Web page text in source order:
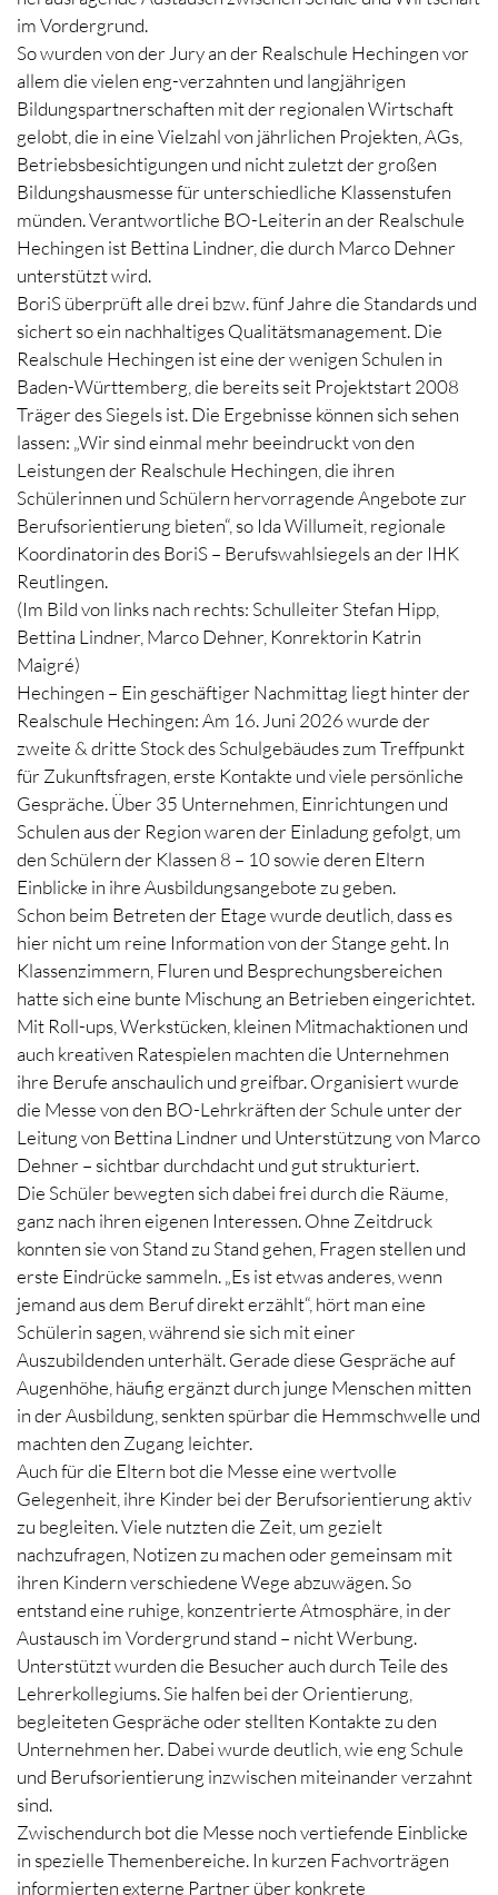
im Vordergrund.
So wurden von der Jury an der Realschule Hechingen vor
allem die vielen eng-verzahnten und langjährigen
Bildungspartnerschaften mit der regionalen Wirtschaft
gelobt, die in eine Vielzahl von jährlichen Projekten, AGs,
Betriebsbesichtigungen und nicht zuletzt der großen
Bildungshausmesse für unterschiedliche Klassenstufen
münden. Verantwortliche BO-Leiterin an der Realschule
Hechingen ist Bettina Lindner, die durch Marco Dehner
unterstützt wird.
BoriS überprüft alle drei bzw. fünf Jahre die Standards und
sichert so ein nachhaltiges Qualitätsmanagement. Die
Realschule Hechingen ist eine der wenigen Schulen in
Baden-Württemberg, die bereits seit Projektstart 2008
Träger des Siegels ist. Die Ergebnisse können sich sehen
lassen: „Wir sind einmal mehr beeindruckt von den
Leistungen der Realschule Hechingen, die ihren
Schülerinnen und Schülern hervorragende Angebote zur
Berufsorientierung bieten“, so Ida Willumeit, regionale
Koordinatorin des BoriS – Berufswahlsiegels an der IHK
Reutlingen.
(Im Bild von links nach rechts: Schulleiter Stefan Hipp,
Bettina Lindner, Marco Dehner, Konrektorin Katrin
Maigré)
Hechingen – Ein geschäftiger Nachmittag liegt hinter der
Realschule Hechingen: Am 16. Juni 2026 wurde der
zweite & dritte Stock des Schulgebäudes zum Treffpunkt
für Zukunftsfragen, erste Kontakte und viele persönliche
Gespräche. Über 35 Unternehmen, Einrichtungen und
Schulen aus der Region waren der Einladung gefolgt, um
den Schülern der Klassen 8 – 10 sowie deren Eltern
Einblicke in ihre Ausbildungsangebote zu geben.
Schon beim Betreten der Etage wurde deutlich, dass es
hier nicht um reine Information von der Stange geht. In
Klassenzimmern, Fluren und Besprechungsbereichen
hatte sich eine bunte Mischung an Betrieben eingerichtet.
Mit Roll-ups, Werkstücken, kleinen Mitmachaktionen und
auch kreativen Ratespielen machten die Unternehmen
ihre Berufe anschaulich und greifbar. Organisiert wurde
die Messe von den BO-Lehrkräften der Schule unter der
Leitung von Bettina Lindner und Unterstützung von Marco
Dehner – sichtbar durchdacht und gut strukturiert.
Die Schüler bewegten sich dabei frei durch die Räume,
ganz nach ihren eigenen Interessen. Ohne Zeitdruck
konnten sie von Stand zu Stand gehen, Fragen stellen und
erste Eindrücke sammeln. „Es ist etwas anderes, wenn
jemand aus dem Beruf direkt erzählt“, hört man eine
Schülerin sagen, während sie sich mit einer
Auszubildenden unterhält. Gerade diese Gespräche auf
Augenhöhe, häufig ergänzt durch junge Menschen mitten
in der Ausbildung, senkten spürbar die Hemmschwelle und
machten den Zugang leichter.
Auch für die Eltern bot die Messe eine wertvolle
Gelegenheit, ihre Kinder bei der Berufsorientierung aktiv
zu begleiten. Viele nutzten die Zeit, um gezielt
nachzufragen, Notizen zu machen oder gemeinsam mit
ihren Kindern verschiedene Wege abzuwägen. So
entstand eine ruhige, konzentrierte Atmosphäre, in der
Austausch im Vordergrund stand – nicht Werbung.
Unterstützt wurden die Besucher auch durch Teile des
Lehrerkollegiums. Sie halfen bei der Orientierung,
begleiteten Gespräche oder stellten Kontakte zu den
Unternehmen her. Dabei wurde deutlich, wie eng Schule
und Berufsorientierung inzwischen miteinander verzahnt
sind.
Zwischendurch bot die Messe noch vertiefende Einblicke
in spezielle Themenbereiche. In kurzen Fachvorträgen
informierten externe Partner über konkrete